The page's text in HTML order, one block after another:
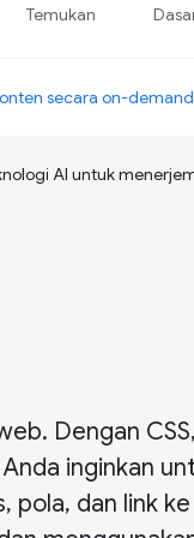
Temukan
secara on-demand
AI untuk
Dengan
inginkan
pola, dan link